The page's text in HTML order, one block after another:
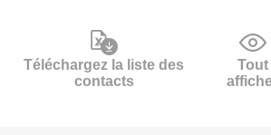
Téléchargez la liste des
contacts
Tout